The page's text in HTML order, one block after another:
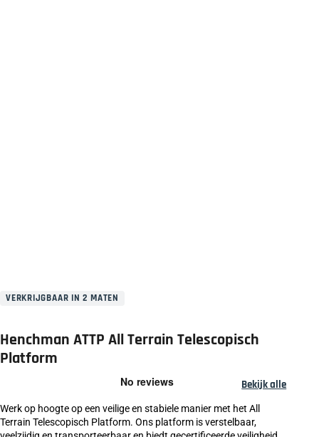
VERKRIJGBAAR IN 2 MATEN
Henchman ATTP All Terrain Telescopisch
Platform
Bekijk alle
Werk op hoogte op een veilige en stabiele manier met het All
Terrain Telescopisch Platform. Ons platform is verstelbaar,